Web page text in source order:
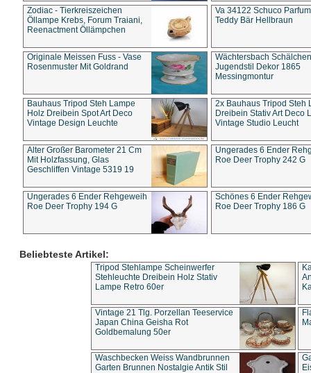
Zodiac - Tierkreiszeichen
Öllampe Krebs, Forum Traiani,
Reenactment Öllämpchen
Va 34122 Schuco
Teddy Bär Hellbraun
Originale Meissen Fuss - Vase
Rosenmuster Mit Goldrand
Wächtersbach Schälchen
Jugendstil Dekor 1865
Messingmontur
Bauhaus Tripod Steh Lampe
Holz Dreibein Spot Art Deco
Vintage Design Leuchte
2x Bauhaus Tripod Steh
Dreibein Stativ Art Deco
Vintage Studio Leucht
Alter Großer Barometer 21 Cm
Mit Holzfassung, Glas
Geschliffen Vintage 5319 19
Ungerades 6 Ender
Roe Deer Trophy 242 G
Ungerades 6 Ender Rehgeweih
Roe Deer Trophy 194 G
Schönes 6 Ender
Roe Deer Trophy 186 G
Beliebteste Artikel:
Tripod Stehlampe Scheinwerfer
Stehleuchte Dreibein Holz Stativ
Lampe Retro 60er
Vintage 21 Tlg. Porzellan Teeservice
Japan China Geisha Rot
Goldbemalung 50er
Waschbecken Weiss Wandbrunnen
Garten Brunnen Nostalgie Antik Stil